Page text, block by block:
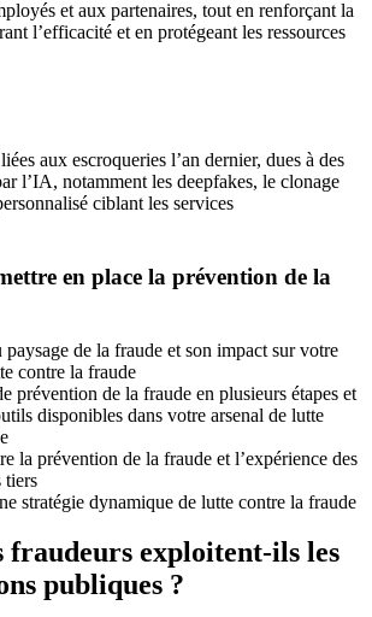
et aux partenaires, tout en renforçant la
l’efficacité et en protégeant les ressources
aux escroqueries l’an dernier, dues à des
l’IA, notamment les deepfakes, le clonage
ciblant les services
en place la prévention de la
de la fraude et son impact sur votre
contre la fraude
prévention de la fraude en plusieurs étapes et
disponibles dans votre arsenal de lutte
la prévention de la fraude et l’expérience des
tiers
stratégie dynamique de lutte contre la fraude
fraudeurs exploitent-ils les
publiques ?